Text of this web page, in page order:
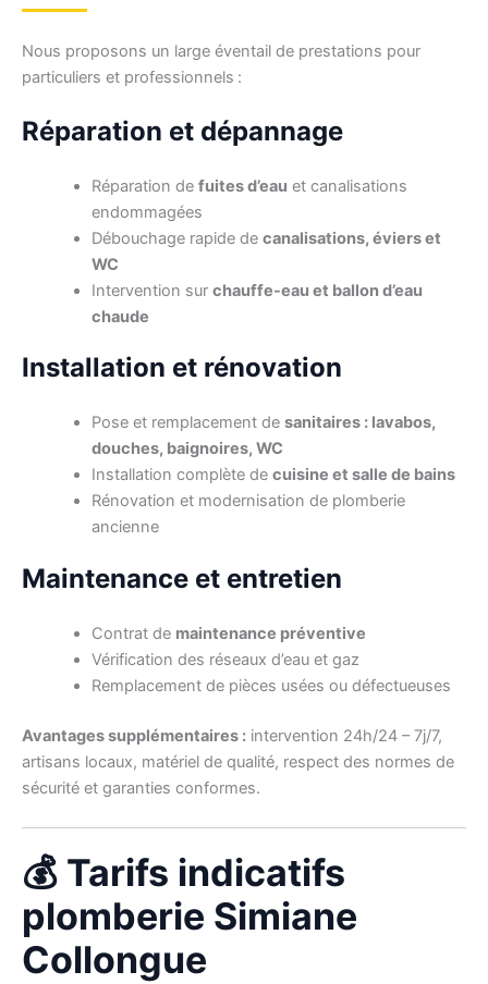
Nous proposons un large éventail de prestations pour
particuliers et professionnels :
Réparation et dépannage
Réparation de fuites d’eau et canalisations
endommagées
Débouchage rapide de canalisations, éviers et
WC
Intervention sur chauffe-eau et ballon d’eau
chaude
Installation et rénovation
Pose et remplacement de sanitaires : lavabos,
douches, baignoires, WC
Installation complète de cuisine et salle de bains
Rénovation et modernisation de plomberie
ancienne
Maintenance et entretien
Contrat de maintenance préventive
Vérification des réseaux d’eau et gaz
Remplacement de pièces usées ou défectueuses
Avantages supplémentaires : intervention 24h/24 – 7j/7,
artisans locaux, matériel de qualité, respect des normes de
sécurité et garanties conformes.
💰 Tarifs indicatifs
plomberie Simiane
Collongue